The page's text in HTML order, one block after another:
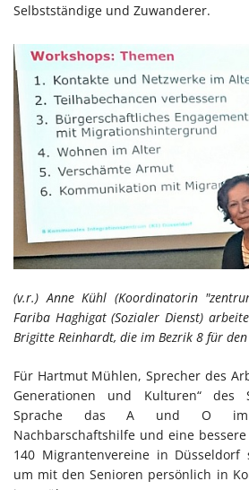
Selbstständige und Zuwanderer.
(v.r.) Anne Kühl (Koordinatorin
Fariba Haghigat (Sozialer Dienst)
Brigitte Reinhardt, die im Bezrik 8 für
Für Hartmut Mühlen, Sprecher des
Generationen und Kulturen“ des
Sprache das A und O im
Nachbarschaftshilfe und eine
140 Migrantenvereine in Düsseldorf
um mit den Senioren persönlich in